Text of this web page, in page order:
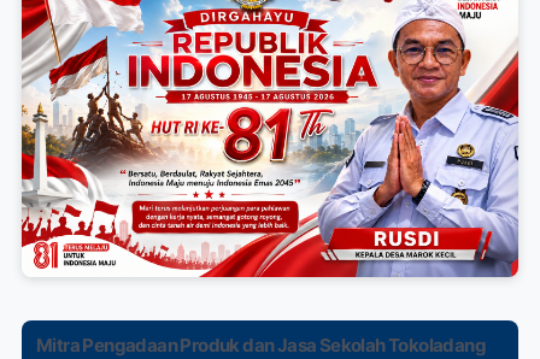
Mitra Pengadaan Produk dan Jasa Sekolah Tokoladang